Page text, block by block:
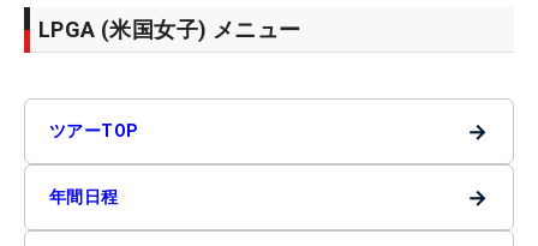
LPGA (米国女子) メニュー
ツアーTOP →
年間日程 →